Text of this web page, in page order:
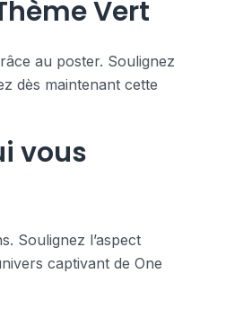
Vert
au poster. Soulignez
dès maintenant cette
vous
Soulignez l’aspect
captivant de One